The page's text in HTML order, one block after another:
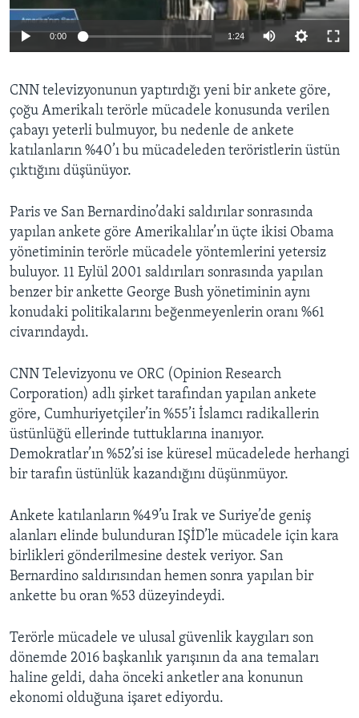
HAYATTAN
BIZI TAKIP EDIN
Diller
0:00 1:24
CNN televizyonunun yaptırdığı yeni bir ankete göre,
çoğu Amerikalı terörle mücadele konusunda verilen
çabayı yeterli bulmuyor, bu nedenle de ankete
katılanların %40’ı bu mücadeleden teröristlerin üstün
çıktığını düşünüyor.
Paris ve San Bernardino’daki saldırılar sonrasında
yapılan ankete göre Amerikalılar’ın üçte ikisi Obama
yönetiminin terörle mücadele yöntemlerini yetersiz
buluyor. 11 Eylül 2001 saldırıları sonrasında yapılan
benzer bir ankette George Bush yönetiminin aynı
konudaki politikalarını beğenmeyenlerin oranı %61
civarındaydı.
CNN Televizyonu ve ORC (Opinion Research
Corporation) adlı şirket tarafından yapılan ankete
göre, Cumhuriyetçiler’in %55’i İslamcı radikallerin
üstünlüğü ellerinde tuttuklarına inanıyor.
Demokratlar’ın %52’si ise küresel mücadelede herhangi
bir tarafın üstünlük kazandığını düşünmüyor.
Ankete katılanların %49’u Irak ve Suriye’de geniş
alanları elinde bulunduran IŞİD’le mücadele için kara
birlikleri gönderilmesine destek veriyor. San
Bernardino saldırısından hemen sonra yapılan bir
ankette bu oran %53 düzeyindeydi.
Terörle mücadele ve ulusal güvenlik kaygıları son
dönemde 2016 başkanlık yarışının da ana temaları
haline geldi, daha önceki anketler ana konunun
ekonomi olduğuna işaret ediyordu.